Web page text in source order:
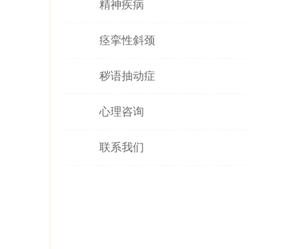
精神疾病
痉挛性斜颈
秽语抽动症
心理咨询
联系我们